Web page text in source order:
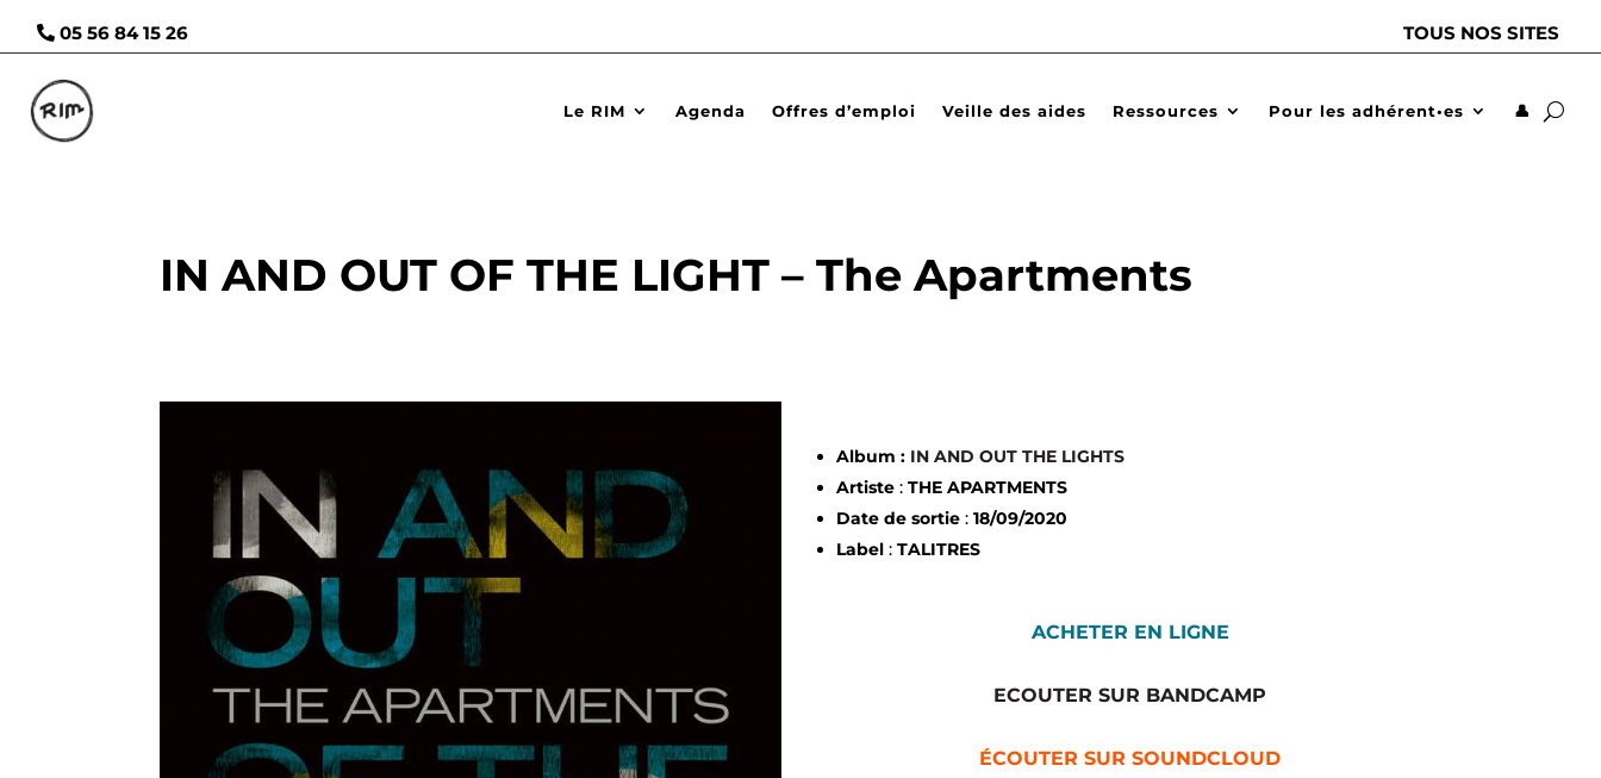
05 56 84 15 26 TOUS NOS SITES
Le RIM Agenda Offres d’emploi Veille des aides Ressources Pour les adhérent•es 👤
IN AND OUT OF THE LIGHT – The Apartments
Album : IN AND OUT THE LIGHTS
Artiste :THE APARTMENTS
Date de sortie :18/09/2020
Label :TALITRES
ACHETER EN LIGNE
ECOUTER SUR BANDCAMP
ÉCOUTER SUR SOUNDCLOUD